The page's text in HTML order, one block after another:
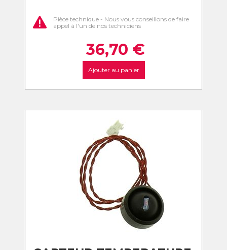
Pièce technique - Nous vous conseillons de faire
appel à l'un de nos techniciens
36,70 €
Ajouter au panier